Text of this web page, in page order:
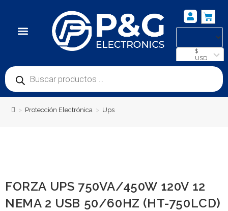
$
USD
> Protección Electrónica > Ups
FORZA UPS 750VA/450W 120V 12
NEMA 2 USB 50/60HZ (HT-750LCD)